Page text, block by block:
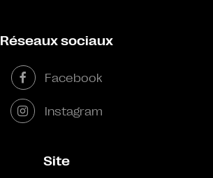
Réseaux sociaux
Facebook
Instagram
Site